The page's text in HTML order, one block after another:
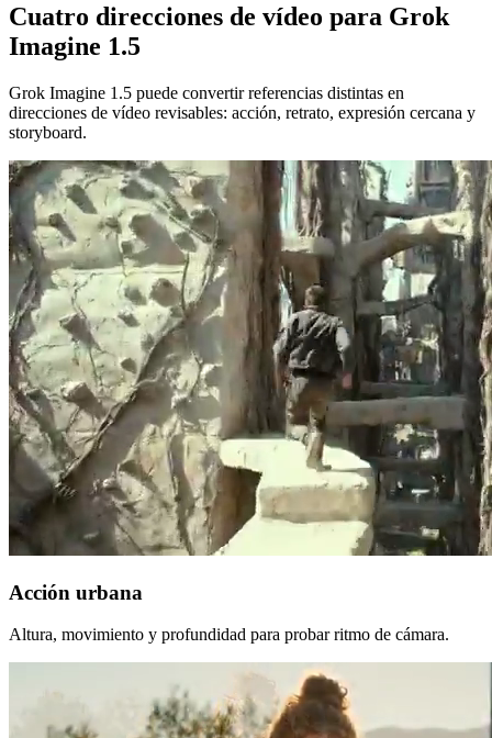
Cuatro direcciones de vídeo para Grok
Imagine 1.5
Grok Imagine 1.5 puede convertir referencias distintas en
direcciones de vídeo revisables: acción, retrato, expresión cercana y
storyboard.
Acción urbana
Altura, movimiento y profundidad para probar ritmo de cámara.